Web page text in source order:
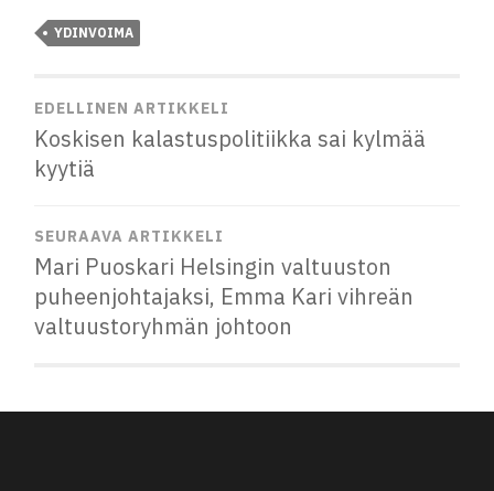
YDINVOIMA
EDELLINEN ARTIKKELI
Koskisen kalastuspolitiikka sai kylmää
kyytiä
SEURAAVA ARTIKKELI
Mari Puoskari Helsingin valtuuston
puheenjohtajaksi, Emma Kari vihreän
valtuustoryhmän johtoon